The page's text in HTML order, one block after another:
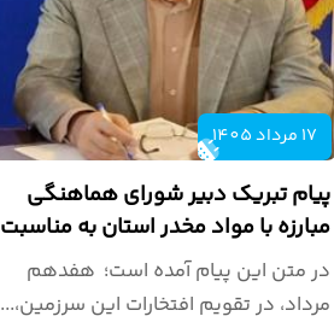
17 مرداد 1405
پیام تبریک دبیر شورای هماهنگی
مبارزه با مواد مخدر استان به مناسبت
روز خبرنگار...
در متن این پیام آمده است؛ هفدهم
مرداد، در تقویم افتخارات این سرزمین،...